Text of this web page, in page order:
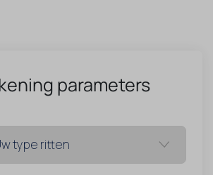
parameters